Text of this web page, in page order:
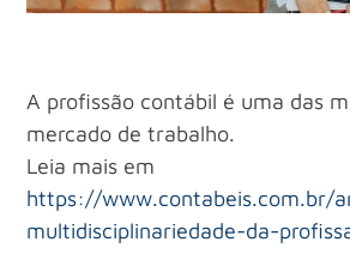
A profissão contábil é uma das
mercado de trabalho.
Leia mais em
https://www.contabeis.com.br/
multidisciplinariedade-da-